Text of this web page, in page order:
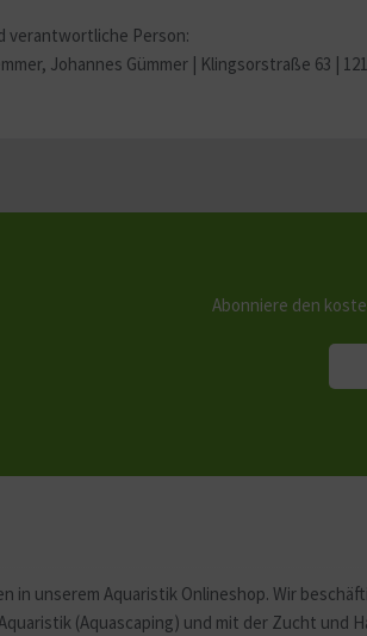
verantwortliche Person:
Johannes Gümmer | Klingsorstraße 63 |
Abonniere den
in unserem Aquaristik Onlineshop. Wir
(Aquascaping) und mit der Zucht und